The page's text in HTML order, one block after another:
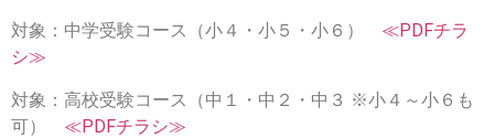
対象： 中学受験コース （小４・小５・小６） ≪PDFチラ
シ≫
対象： 高校受験コース
（中１・中２・中３ ※小４～小６も
可） ≪PDFチラシ≫